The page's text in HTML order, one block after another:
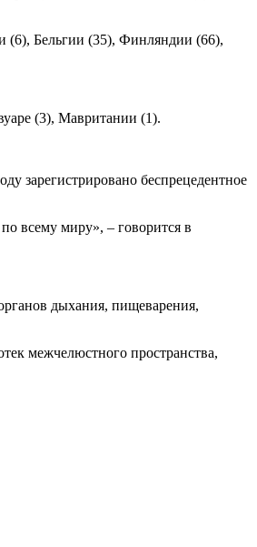
(6), Бельгии (35), Финляндии (66),
(3), Мавритании (1).
зарегистрировано беспрецедентное
всему миру», – говорится в
дыхания, пищеварения,
межчелюстного пространства,